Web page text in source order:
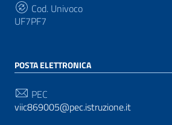
Cod. Univoco
UF7PF7
POSTA ELETTRONICA
PEC
viic869005@pec.istruzione.it